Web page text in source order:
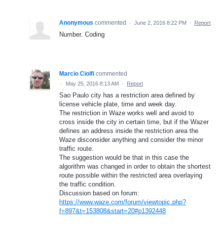
Anonymous commented · June 2, 2016 8:22 PM · Report
Number. Coding
Marcio Ciolfi commented
· May 25, 2016 8:13 AM · Report
Sao Paulo city has a restriction area defined by
license vehicle plate, time and week day.
The restriction in Waze works well and avoid to
cross inside the city in certain time, but if the Wazer
defines an address inside the restriction area the
Waze disconsider anything and consider the minor
traffic route.
The suggestion would be that in this case the
algorithm was changed in order to obtain the shortest
route possible within the restricted area overlaying
the traffic condition.
Discussion based on forum:
https://www.waze.com/forum/viewtopic.php?
f=897&t=153808&start=20#p1392448